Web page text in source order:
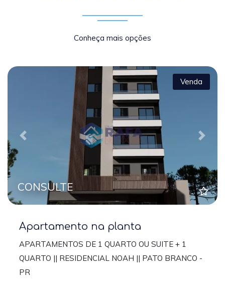
Conheça mais opções
Previous Next
Venda
CONSULTE
Apartamento na planta
APARTAMENTOS DE 1 QUARTO OU SUITE + 1
QUARTO || RESIDENCIAL NOAH || PATO BRANCO -
PR